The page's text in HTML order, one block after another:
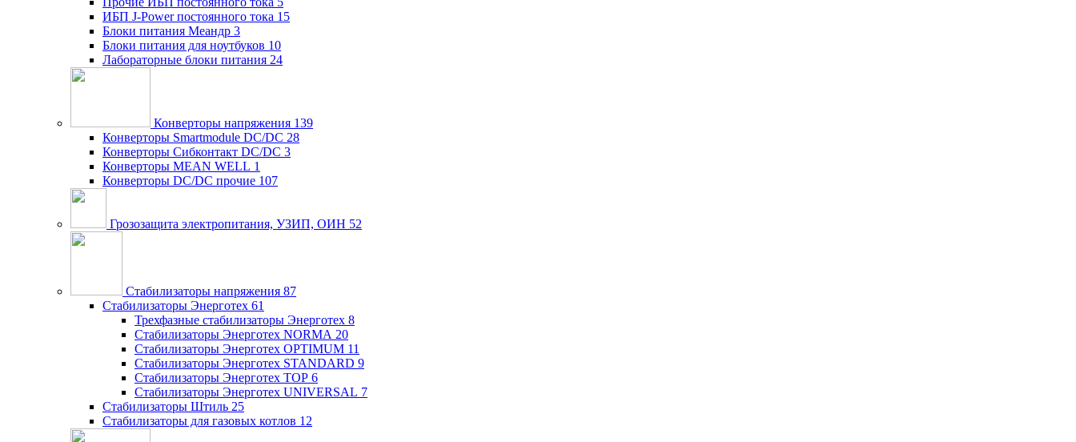
ИБП J-Power постоянного тока 15
Блоки питания Меандр 3
Блоки питания для ноутбуков 10
Лабораторные блоки питания 24
Конверторы напряжения 139
Конверторы Smartmodule DC/DC 28
Конверторы Сибконтакт DC/DC 3
Конверторы MEAN WELL 1
Конверторы DC/DC прочие 107
Грозозащита электропитания, УЗИП, ОИН 52
Стабилизаторы напряжения 87
Стабилизаторы Энерготех 61
Трехфазные стабилизаторы Энерготех 8
Стабилизаторы Энерготех NORMA 20
Стабилизаторы Энерготех OPTIMUM 11
Стабилизаторы Энерготех STANDARD 9
Стабилизаторы Энерготех TOP 6
Стабилизаторы Энерготех UNIVERSAL 7
Стабилизаторы Штиль 25
Стабилизаторы для газовых котлов 12